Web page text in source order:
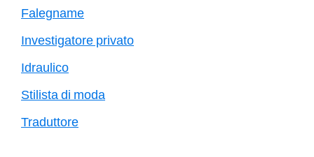
Falegname
Investigatore privato
Idraulico
Stilista di moda
Traduttore